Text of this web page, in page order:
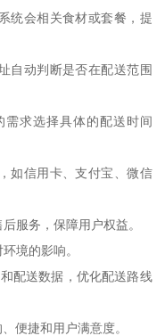
统会相关食材或套餐，提
自动判断是否在配送范围
求选择具体的配送时间
如信用卡、支付宝、微信
服务，保障用户权益。
境的影响。
配送数据，优化配送路线
便捷和用户满意度。